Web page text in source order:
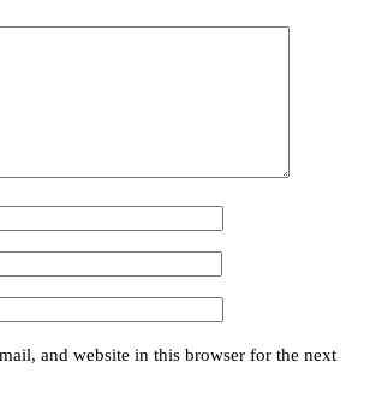
and website in this browser for the next